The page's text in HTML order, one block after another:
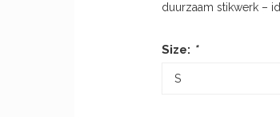
duurzaam stikwerk –
Size: *